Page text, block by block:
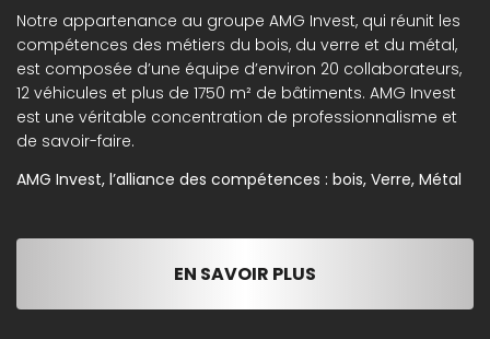
Notre appartenance au groupe AMG Invest, qui réunit les
compétences des métiers du bois, du verre et du métal,
est composée d’une équipe d’environ 20 collaborateurs,
12 véhicules et plus de 1750 m² de bâtiments. AMG Invest
est une véritable concentration de professionnalisme et
de savoir-faire.
AMG Invest, l’alliance des compétences : bois, Verre, Métal
EN SAVOIR PLUS